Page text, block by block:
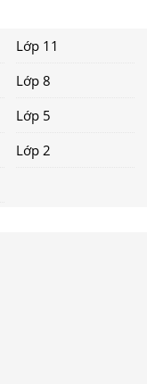
Lớp 11
Lớp 8
Lớp 5
Lớp 2